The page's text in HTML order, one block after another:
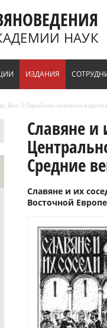
НАУК
ИЗДАНИЯ
Вып. 5: Еврейское население в
Славяне и
Средние
Славяне и их
Восточной